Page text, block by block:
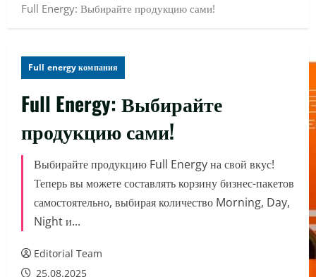
Full Energy: Выбирайте продукцию сами!
Full energy компания
Full Energy: Выбирайте
продукцию сами!
Выбирайте продукцию Full Energy на свой вкус!
Теперь вы можете составлять корзину бизнес-пакетов
самостоятельно, выбирая количество Morning, Day,
Night и...
Editorial Team
25.08.2025